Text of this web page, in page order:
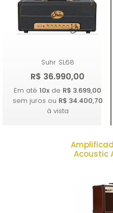
Suhr SL68
R$ 36.990,00
Comprar
Em até 10x de R$ 3.699,00
sem juros ou R$ 34.400,70
à vista
Acoustic